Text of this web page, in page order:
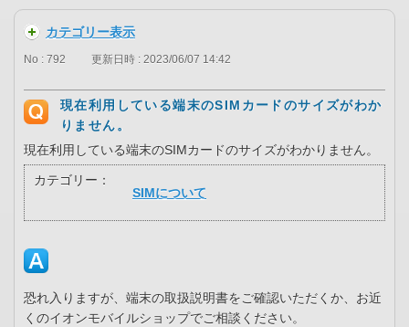
カテゴリー表示
No : 792 更新日時 : 2023/06/07 14:42
現在利用している端末のSIMカードのサイズがわか
りません。
現在利用している端末のSIMカードのサイズがわかりません。
カテゴリー：
SIMについて
恐れ入りますが、端末の取扱説明書をご確認いただくか、お近
くのイオンモバイルショップでご相談ください。